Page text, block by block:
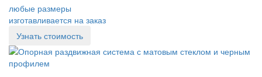
любые размеры
изготавливается на заказ
Узнать стоимость